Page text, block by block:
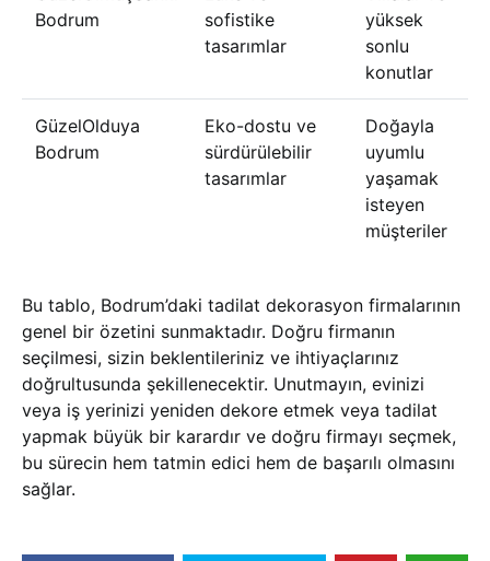
Bodrum
sofistike
tasarımlar
yüksek
sonlu
konutlar
GüzelOlduya
Bodrum
Eko-dostu ve
sürdürülebilir
tasarımlar
Doğayla
uyumlu
yaşamak
isteyen
müşteriler
Bu tablo, Bodrum’daki tadilat dekorasyon firmalarının
genel bir özetini sunmaktadır. Doğru firmanın
seçilmesi, sizin beklentileriniz ve ihtiyaçlarınız
doğrultusunda şekillenecektir. Unutmayın, evinizi
veya iş yerinizi yeniden dekore etmek veya tadilat
yapmak büyük bir karardır ve doğru firmayı seçmek,
bu sürecin hem tatmin edici hem de başarılı olmasını
sağlar.